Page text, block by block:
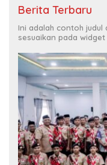
Berita Terbaru
Ini adalah contoh judul
sesuaikan pada widget